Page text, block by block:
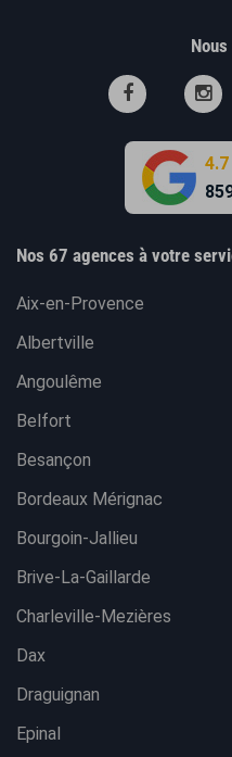
4.7
Nos 67 agences à votre
Aix-en-Provence
Albertville
Angoulême
Belfort
Besançon
Bordeaux Mérignac
Bourgoin-Jallieu
Brive-La-Gaillarde
Charleville-Mezières
Dax
Draguignan
Epinal